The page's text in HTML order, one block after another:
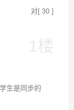
对[ 30]
生是同步的